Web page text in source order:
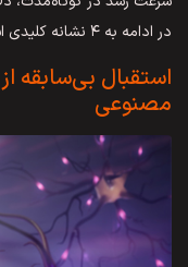
در ادامه به ۴ نشانه کلیدی اشاره می‌کنیم:
استقبال بی‌سابقه
مصنوعی